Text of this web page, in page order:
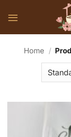
naar
Home /